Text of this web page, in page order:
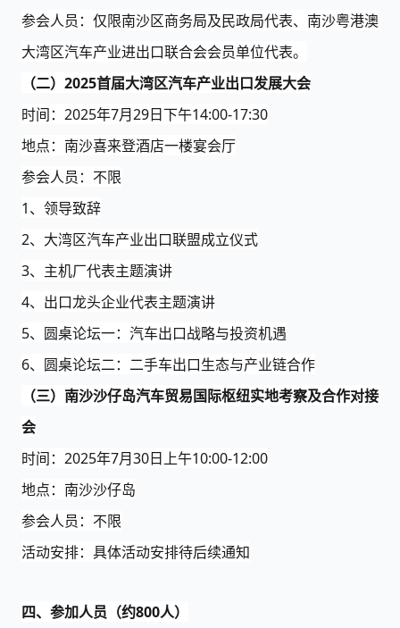
参会人员：仅限南沙区商务局及民政局代表、南沙粤港澳
大湾区汽车产业进出口联合会会员单位代表。
（二） 2025首届大湾区汽车产业出口发展大会
时间： 2025年7月29日下午14:00-17:30
地点： 南沙喜来登酒店一楼宴会厅
参会人员：不限
1、领导致辞
2、大湾区汽车产业出口联盟成立仪式
3、 主机厂代表主题演讲
4、出口龙头企业代表主题演讲
5、圆桌论坛一： 汽车出口战略与投资机遇
6、圆桌论坛二： 二手车出口生态与产业链合作
（三） 南沙沙仔岛汽车贸易国际枢纽实地考察及合作对接
会
时间： 2025年7月30日上午10:00-12:00
地点：南沙沙仔岛
参会人员：不限
活动安排：具体活动安排待后续通知
四、参加人员（约800人）